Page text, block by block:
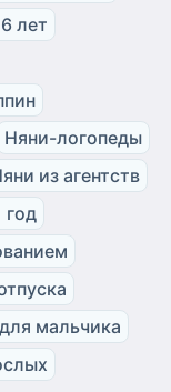
лет
Няни-логопеды
из агентств
год
мальчика